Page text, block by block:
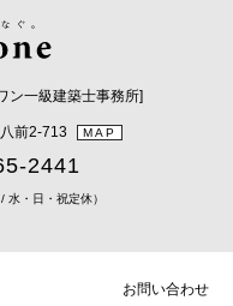
ン一級建築士事務所]
前2-713 MAP
2441
・日・祝定休）
お問い合わせ